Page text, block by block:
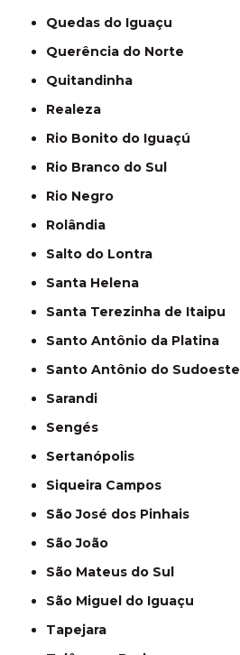
Quedas do Iguaçu
Querência do Norte
Quitandinha
Realeza
Rio Bonito do Iguaçú
Rio Branco do Sul
Rio Negro
Rolândia
Salto do Lontra
Santa Helena
Santa Terezinha de Itaipu
Santo Antônio da Platina
Santo Antônio do Sudoeste
Sarandi
Sengés
Sertanópolis
Siqueira Campos
São José dos Pinhais
São João
São Mateus do Sul
São Miguel do Iguaçu
Tapejara